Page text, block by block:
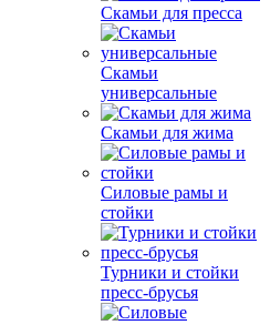
Скамьи для пресса
Скамьи
универсальные
Скамьи для жима
Силовые рамы и
стойки
Турники и стойки
пресс-брусья